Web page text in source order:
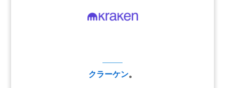
クラーケン。